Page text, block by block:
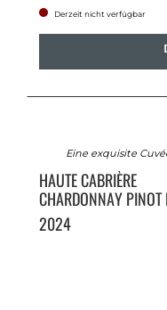
Derzeit nicht verfügbar
Eine exquisite
HAUTE CABRIÈRE
CHARDONNAY PINOT
2024